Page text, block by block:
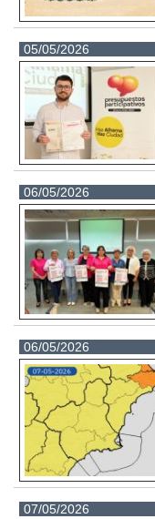
05/05/2026
06/05/2026
06/05/2026
07/05/2026